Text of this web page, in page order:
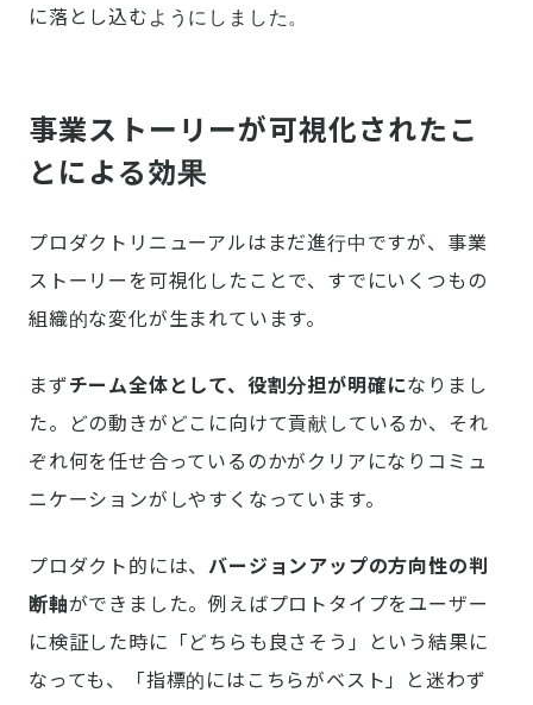
に落とし込むようにしました。
事業ストーリーが可視化されたこ
とによる効果
プロダクトリニューアルはまだ進行中ですが、事業
ストーリーを可視化したことで、すでにいくつもの
組織的な変化が生まれています。
まずチーム全体として、役割分担が明確になりまし
た。どの動きがどこに向けて貢献しているか、それ
ぞれ何を任せ合っているのかがクリアになりコミュ
ニケーションがしやすくなっています。
プロダクト的には、バージョンアップの方向性の判
断軸ができました。例えばプロトタイプをユーザー
に検証した時に「どちらも良さそう」という結果に
なっても、「指標的にはこちらがベスト」と迷わず